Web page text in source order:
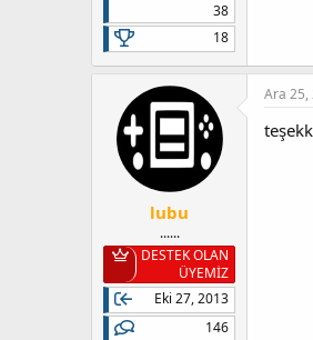
38
18
lubu
......
DESTEK OLAN
ÜYEMİZ
Eki 27, 2013
146
Ara 25,